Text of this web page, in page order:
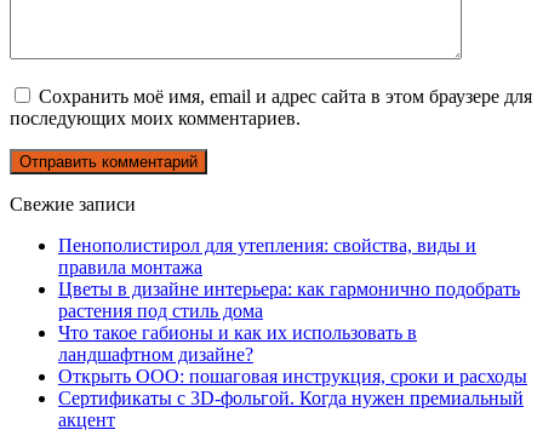
Сохранить моё имя, email и адрес сайта в этом браузере для
последующих моих комментариев.
Свежие записи
Пенополистирол для утепления: свойства, виды и
правила монтажа
Цветы в дизайне интерьера: как гармонично подобрать
растения под стиль дома
Что такое габионы и как их использовать в
ландшафтном дизайне?
Открыть ООО: пошаговая инструкция, сроки и расходы
Сертификаты с 3D-фольгой. Когда нужен премиальный
акцент